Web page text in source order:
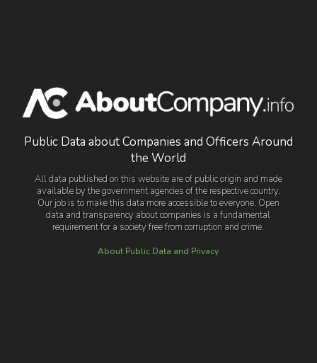
Public Data about Companies and Officers Around
the World
All data published on this website are of public origin and made
available by the government agencies of the respective country.
Our job is to make this data more accessible to everyone. Open
data and transparency about companies is a fundamental
requirement for a society free from corruption and crime.
About Public Data and Privacy